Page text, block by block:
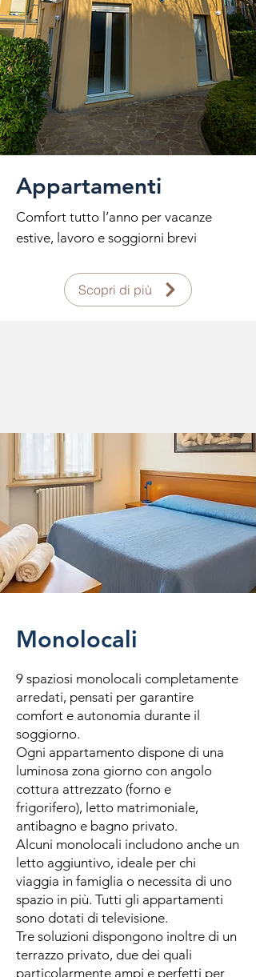
Appartamenti
Comfort tutto l’anno per vacanze
estive, lavoro e soggiorni brevi
Scopri di più
Monolocali
9 spaziosi monolocali completamente
arredati, pensati per garantire
comfort e autonomia durante il
soggiorno.
Ogni appartamento dispone di una
luminosa zona giorno con angolo
cottura attrezzato (forno e
frigorifero), letto matrimoniale,
antibagno e bagno privato.
Alcuni monolocali includono anche un
letto aggiuntivo, ideale per chi
viaggia in famiglia o necessita di uno
spazio in più. Tutti gli appartamenti
sono dotati di televisione.
Tre soluzioni dispongono inoltre di un
terrazzo privato, due dei quali
particolarmente ampi e perfetti per